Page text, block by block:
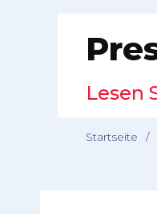
Lesen
Startseite /